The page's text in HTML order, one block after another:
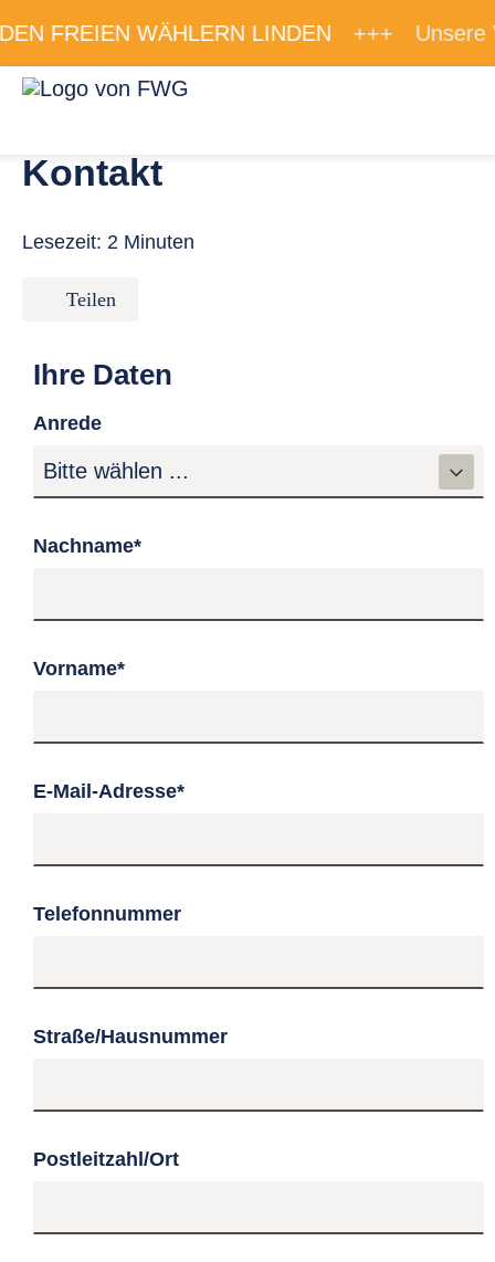
FREIEN WÄHLERN LINDEN +++ Unsere
Zum Inhalt springen
Kontakt
Lesezeit: 2 Minuten
Teilen
Ihre Daten
Anrede
Nachname*
Vorname*
E-Mail-Adresse*
Telefonnummer
Straße/Hausnummer
Postleitzahl/Ort